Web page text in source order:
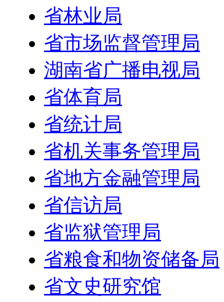
省林业局
省市场监督管理局
湖南省广播电视局
省体育局
省统计局
省机关事务管理局
省地方金融管理局
省信访局
省监狱管理局
省粮食和物资储备局
省文史研究馆